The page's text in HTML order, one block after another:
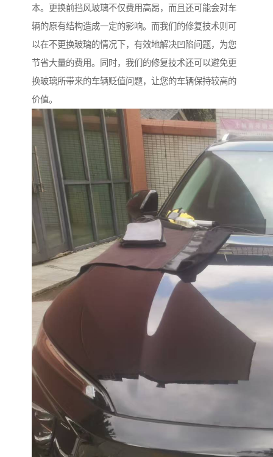
本。更换前挡风玻璃不仅费用高昂，而且还可能会对车
辆的原有结构造成一定的影响。而我们的修复技术则可
以在不更换玻璃的情况下，有效地解决凹陷问题，为您
节省大量的费用。同时，我们的修复技术还可以避免更
换玻璃所带来的车辆贬值问题，让您的车辆保持较高的
价值。